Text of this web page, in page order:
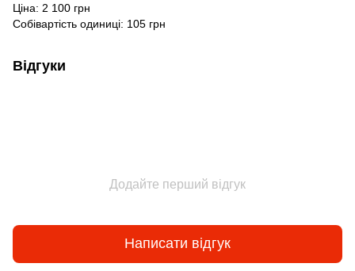
Ціна: 2 100 грн
Собівартість одиниці: 105 грн
Відгуки
Додайте перший відгук
Написати відгук